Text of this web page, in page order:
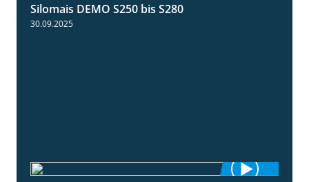
Silomais DEMO S250 bis S280
30.09.2025